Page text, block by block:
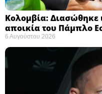
Κολομβία:
αποικία του Πάμπλο
6 Αυγούστου 2026